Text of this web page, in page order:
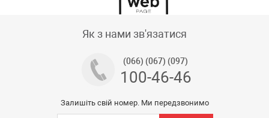
Як з нами зв'язатися
(066) (067) (097)
100-46-46
Залишіть свій номер. Ми передзвонимо